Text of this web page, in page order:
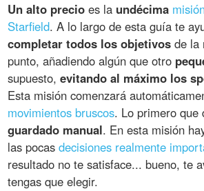
Un alto precio es la undécima
Starfield. A lo largo de esta guía te
completar todos los objetivos de la
punto, añadiendo algún que otro
supuesto,evitando al máximo los
Esta misión comenzará
movimientos bruscos. Lo primero que
guardado manual. En esta misión
las pocasdecisiones realmente
resultado no te satisface... bueno, te
tengas que elegir.